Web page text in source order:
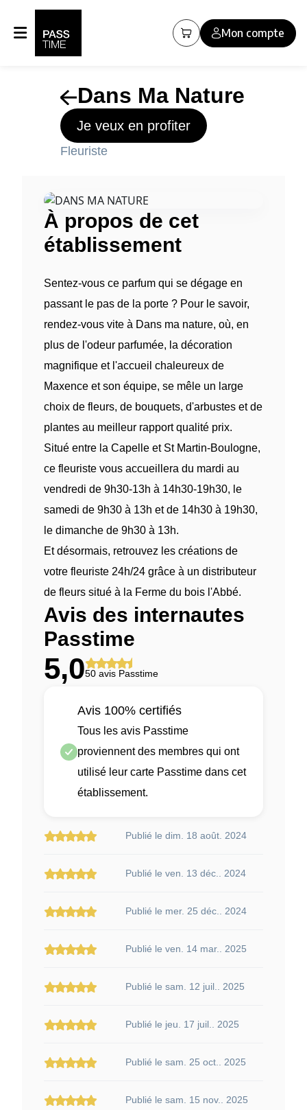
Mon compte
Dans Ma Nature
Je veux en profiter
Fleuriste
À propos de cet
établissement
Sentez-vous ce parfum qui se dégage en
passant le pas de la porte ? Pour le savoir,
rendez-vous vite à Dans ma nature, où, en
plus de l'odeur parfumée, la décoration
magnifique et l'accueil chaleureux de
Maxence et son équipe, se mêle un large
choix de fleurs, de bouquets, d'arbustes et de
plantes au meilleur rapport qualité prix.
Situé entre la Capelle et St Martin-Boulogne,
ce fleuriste vous accueillera du mardi au
vendredi de 9h30-13h à 14h30-19h30, le
samedi de 9h30 à 13h et de 14h30 à 19h30,
le dimanche de 9h30 à 13h.
Et désormais, retrouvez les créations de
votre fleuriste 24h/24 grâce à un distributeur
de fleurs situé à la Ferme du bois l'Abbé.
Avis des internautes
Passtime
5,050 avis Passtime
Avis 100% certifiés
Tous les avis Passtime
proviennent des membres qui ont
utilisé leur carte Passtime dans cet
établissement.
Publié le dim. 18 août. 2024
Publié le ven. 13 déc.. 2024
Publié le mer. 25 déc.. 2024
Publié le ven. 14 mar.. 2025
Publié le sam. 12 juil.. 2025
Publié le jeu. 17 juil.. 2025
Publié le sam. 25 oct.. 2025
Publié le sam. 15 nov.. 2025
Panneau de gestion des cookies